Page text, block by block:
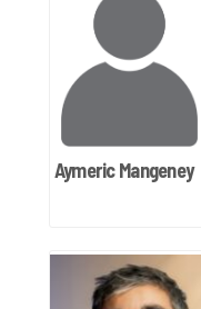
Aymeric Mangeney